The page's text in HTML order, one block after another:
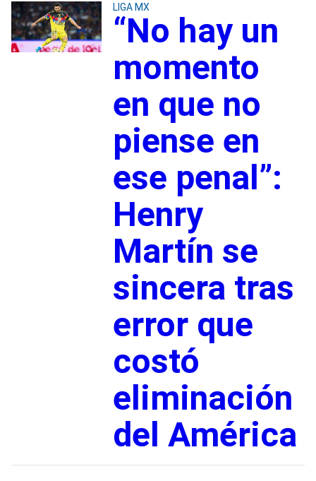
LIGA MX
“No hay un
momento
en que no
piense en
ese penal”:
Henry
Martín se
sincera tras
error que
costó
eliminación
del América